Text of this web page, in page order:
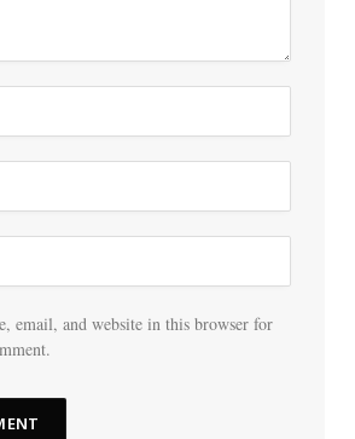
email, and website in this browser for